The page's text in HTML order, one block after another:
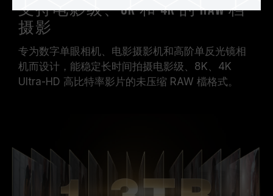
支持电影级、8K 和 4K 的 RAW 档
摄影
专为数字单眼相机、电影摄影机和高阶单反光镜相
机而设计，能稳定长时间拍摄电影级、8K、4K
Ultra-HD 高比特率影片的未压缩 RAW 檔格式。